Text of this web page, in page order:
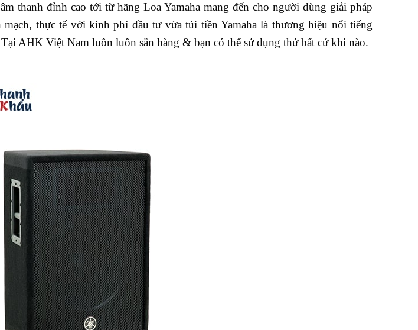
thanh đỉnh cao tới từ hãng Loa Yamaha mang đến cho người dùng giải pháp
thực tế với kinh phí đầu tư vừa túi tiền Yamaha là thương hiệu nổi tiếng
AHK Việt Nam luôn luôn sẵn hàng & bạn có thể sử dụng thử bất cứ khi nào.